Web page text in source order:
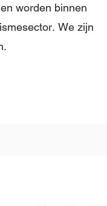
worden binnen
We zijn